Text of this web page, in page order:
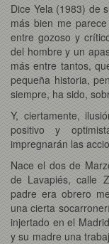
Dice Yela (1983) de
más bien me
entre gozoso y
del hombre y un
más entre tantos,
pequeña historia,
siempre, ha sido,
Y, ciertamente,
positivo y
impregnarán las
Nace el dos de
de Lavapiés, calle
padre era obrero
una cierta
injertado en el
y su madre una